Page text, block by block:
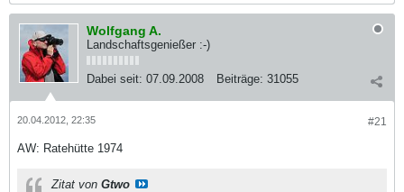
Wolfgang A.
Landschaftsgenießer :-)
Dabei seit: 07.09.2008 Beiträge: 31055
#21
20.04.2012, 22:35
AW: Ratehütte 1974
Zitat von Gtwo